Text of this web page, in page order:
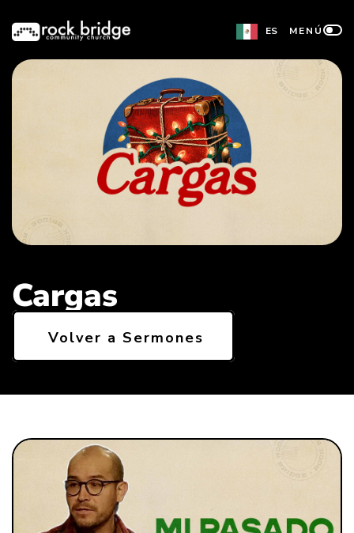
contenido
ES MENÚ
Cargas
Volver a Sermones